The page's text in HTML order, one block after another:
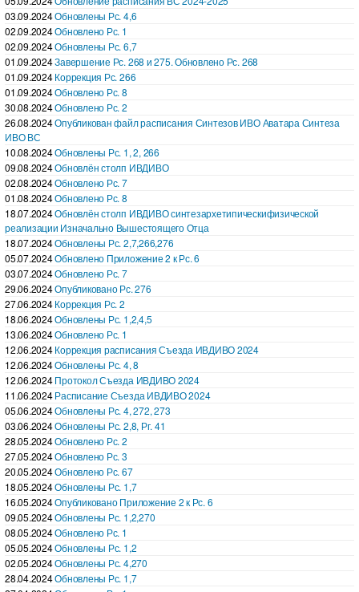
03.09.2024Обновлены Рс. 4,6
02.09.2024Обновлено Рс. 1
02.09.2024Обновлены Рс. 6,7
01.09.2024Завершение Рс. 268 и 275. Обновлено Рс. 268
01.09.2024Коррекция Рс. 266
01.09.2024Обновлено Рс. 8
30.08.2024Обновлено Рс. 2
26.08.2024Опубликован файл расписания Синтезов ИВО Аватара Синтеза
ИВО ВС
10.08.2024Обновлены Рс. 1, 2, 266
09.08.2024Обновлён столп ИВДИВО
02.08.2024Обновлено Рс. 7
01.08.2024Обновлено Рс. 8
18.07.2024Обновлён столп ИВДИВО синтезархетипическифизической
реализации Изначально Вышестоящего Отца
18.07.2024Обновлены Рс. 2,7,266,276
05.07.2024Обновлено Приложение 2 к Рс. 6
03.07.2024Обновлено Рс. 7
29.06.2024Опубликовано Рс. 276
27.06.2024Коррекция Рс. 2
18.06.2024Обновлены Рс. 1,2,4,5
13.06.2024Обновлено Рс. 1
12.06.2024Коррекция расписания Съезда ИВДИВО 2024
12.06.2024Обновлены Рс. 4, 8
12.06.2024Протокол Съезда ИВДИВО 2024
11.06.2024Расписание Съезда ИВДИВО 2024
05.06.2024Обновлены Рс. 4, 272, 273
03.06.2024Обновлены Рс. 2,8, Рг. 41
28.05.2024Обновлено Рс. 2
27.05.2024Обновлено Рс. 3
20.05.2024Обновлено Рс. 67
18.05.2024Обновлены Рс. 1,7
16.05.2024Опубликовано Приложение 2 к Рс. 6
09.05.2024Обновлены Рс. 1,2,270
08.05.2024Обновлено Рс. 1
05.05.2024Обновлены Рс. 1,2
02.05.2024Обновлены Рс. 4,270
28.04.2024Обновлены Рс. 1,7